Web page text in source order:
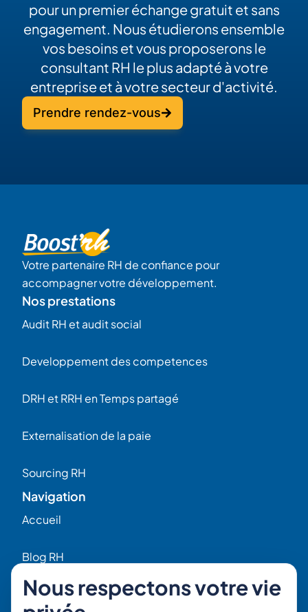
pour un premier échange gratuit et sans
engagement. Nous étudierons ensemble
vos besoins et vous proposerons le
consultant RH le plus adapté à votre
entreprise et à votre secteur d'activité.
Prendre rendez-vous
Votre partenaire RH de confiance pour
accompagner votre développement.
Nos prestations
Audit RH et audit social
Developpement des competences
DRH et RRH en Temps partagé
Externalisation de la paie
Sourcing RH
Navigation
Accueil
Blog RH
Qui sommes-nous ?
Nous respectons votre vie